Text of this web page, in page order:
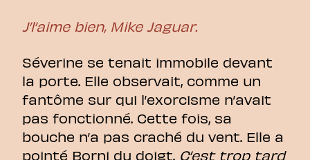
J’l’aime bien, Mike Jaguar.
Séverine se tenait immobile devant
la porte. Elle observait, comme un
fantôme sur qui l’exorcisme n’avait
pas fonctionné. Cette fois, sa
bouche n’a pas craché du vent. Elle a
pointé Borni du doigt. C’est trop tard